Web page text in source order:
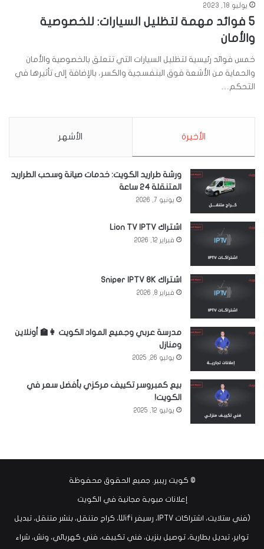
يوليو 18, 2023
5 فوائد مهمة لتظليل السيارات: للخصوصية
والأمان
خمس فوائد رئيسية لتظليل السيارات التي تتعلق بالخصوصية والأمان
والحماية من الأشعة فوق البنفسجية والكسر، بالإضافة إلى تأثيرها في
التحكم…
الأخيرة الأشهر
ورشة طراريد الكويت: خدمات صيانة وسحب الطراريد
المتنقلة 24 ساعة
يونيو 7, 2026
اشتراك Lion TV IPTV
فبراير 12, 2026
اشتراك Sniper IPTV 8K
فبراير 8, 2026
مدرسة عربي وجميع المواد الكويت 👩‍🏫 أونلاين
ومنازل
يوليو 26, 2025
بيع كمبروسر تكييف مركزي بأفضل سعر في
الكويت!
يوليو 12, 2025
© كويت ريبير . جميع الحقوق محفوظة
إعلانات مبوبة مجانية في الكويت
(فني ستلايت، اشتراكات IPTV، رسيفر Wifi، كراج متنقل، بنشر متنقل، تبديل
تواير، تبديل بطارية، توصيل بنزين، فني تكييف، فني كهربائي، ونش، شراء